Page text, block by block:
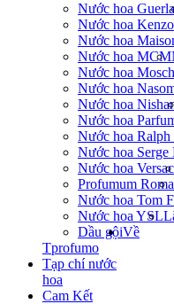
Nước hoa
Nước hoa Kenzo
Nước hoa
Nước hoa MCM
Nước hoa
Nước hoa
Nước hoa
Nước hoa
Nước hoa Ralph
Nước hoa Serge
Nước hoa
Profumum Roma
Nước hoa Tom
Nước hoa YSL
Dầu gộiVề
Tprofumo
Tạp chí nước
hoa
Cam Kết